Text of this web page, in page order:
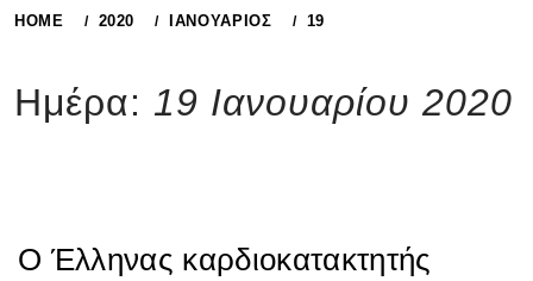
HOME 2020 ΙΑΝΟΥΆΡΙΟΣ 19
Ημέρα: 19 Ιανουαρίου 2020
Ο Έλληνας καρδιοκατακτητής